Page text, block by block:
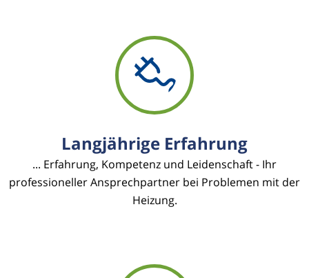
Langjährige Erfahrung
... Erfahrung, Kompetenz und Leidenschaft - Ihr
professioneller Ansprechpartner bei Problemen mit der
Heizung.